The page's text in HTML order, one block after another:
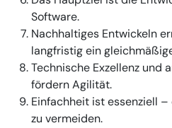
Software.
Nachhaltiges Entwickeln
langfristig ein
Technische Exzellenz und
fördern Agilität.
Einfachheit ist essenziell
zu vermeiden.